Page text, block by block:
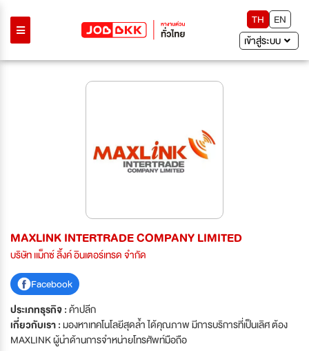
TH
EN
เข้าสู่ระบบ
MAXLINK INTERTRADE COMPANY LIMITED
บริษัท เเม็กซ์ ลิ้งค์ อินเตอร์เทรด จำกัด
Facebook
ประเภทธุรกิจ :ค้าปลีก
เกี่ยวกับเรา :มองหาเทคโนโลยีสุดล้ำ ได้คุณภาพ มีการบริการที่เป็นเลิศ ต้อง
MAXLINK ผู้นำด้านการจำหน่ายโทรศัพท์มือถือ